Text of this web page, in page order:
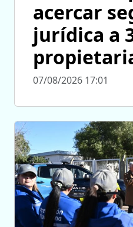
acercar
jurídica a
07/08/2026 17:01